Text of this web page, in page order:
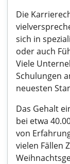
Die
sich in
oder auch
Viele
Schulungen
neuesten
Das Gehalt
bei etwa
von
vielen Fällen